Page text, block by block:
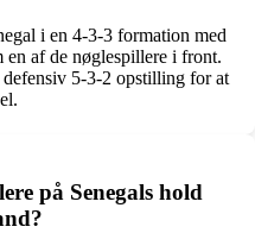
i en 4-3-3 formation med
en af de nøglespillere i front.
5-3-2 opstilling for at
på Senegals hold